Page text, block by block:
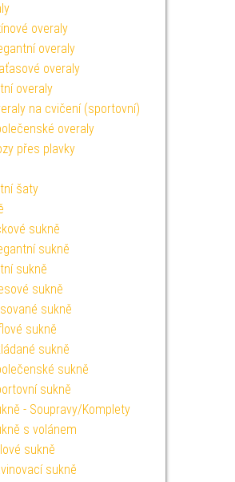
overaly
overaly
overaly
overaly
na cvičení (sportovní)
overaly
přes plavky
šaty
sukně
sukně
sukně
sukně
sukně
sukně
sukně
sukně
sukně
- Soupravy/Komplety
s volánem
sukně
sukně